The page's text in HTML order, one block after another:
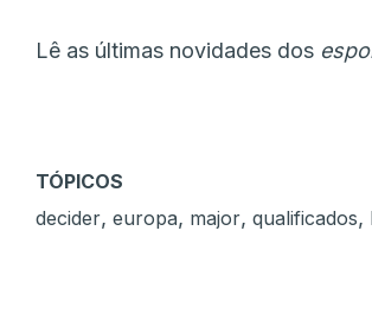
Lê as últimas novidades dos
TÓPICOS
decider, europa, major, qualificados,